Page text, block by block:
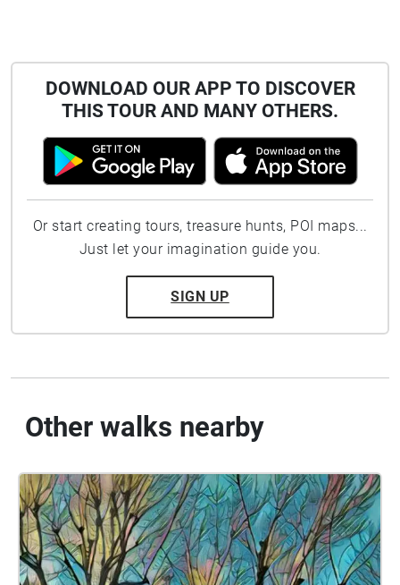
DOWNLOAD OUR APP TO DISCOVER
THIS TOUR AND MANY OTHERS.
Or start creating tours, treasure hunts, POI maps...
Just let your imagination guide you.
SIGN UP
Other walks nearby